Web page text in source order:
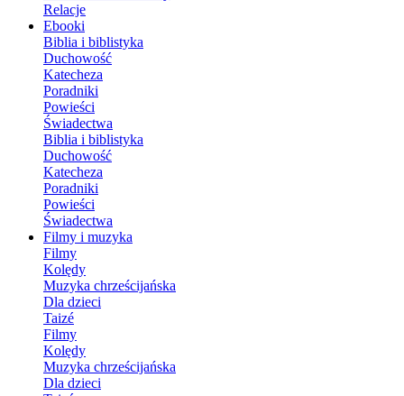
Relacje
Ebooki
Biblia i biblistyka
Duchowość
Katecheza
Poradniki
Powieści
Świadectwa
Biblia i biblistyka
Duchowość
Katecheza
Poradniki
Powieści
Świadectwa
Filmy i muzyka
Filmy
Kolędy
Muzyka chrześcijańska
Dla dzieci
Taizé
Filmy
Kolędy
Muzyka chrześcijańska
Dla dzieci